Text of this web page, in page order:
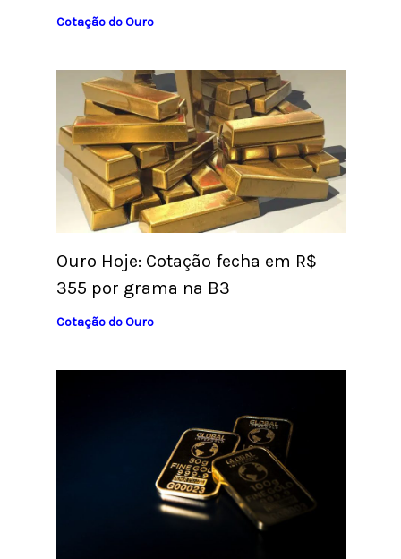
Cotação do Ouro
Ouro Hoje: Cotação fecha em R$
355 por grama na B3
Cotação do Ouro